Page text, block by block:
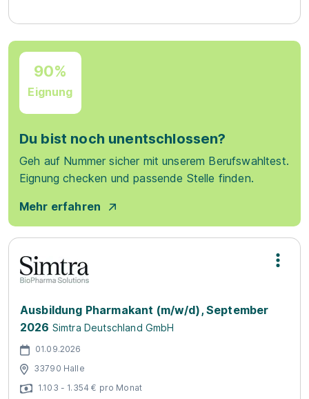
90%
Eignung
Du bist noch unentschlossen?
Geh auf Nummer sicher mit unserem Berufswahltest.
Eignung checken und passende Stelle finden.
Mehr erfahren
Ausbildung Pharmakant (m/w/d), September
2026 Simtra Deutschland GmbH
01.09.2026
33790 Halle
1.103 - 1.354 € pro Monat